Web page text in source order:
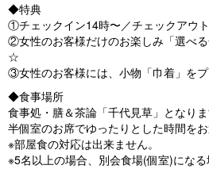
◆特典
①チェックイン14時〜／チェックアウ
②女性のお客様だけのお楽しみ「選べ
☆
③女性のお客様には、小物「巾着」を
◆食事場所
食事処・膳＆茶論「千代見草」となりま
半個室のお席でゆったりとした時間を
※部屋食の対応は出来ません。
※5名以上の場合、別会食場(個室)になる